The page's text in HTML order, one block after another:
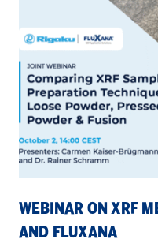
on
XRF
methods
with
Rigaku
and
Fluxana
WEBINAR ON XRF
AND FLUXANA